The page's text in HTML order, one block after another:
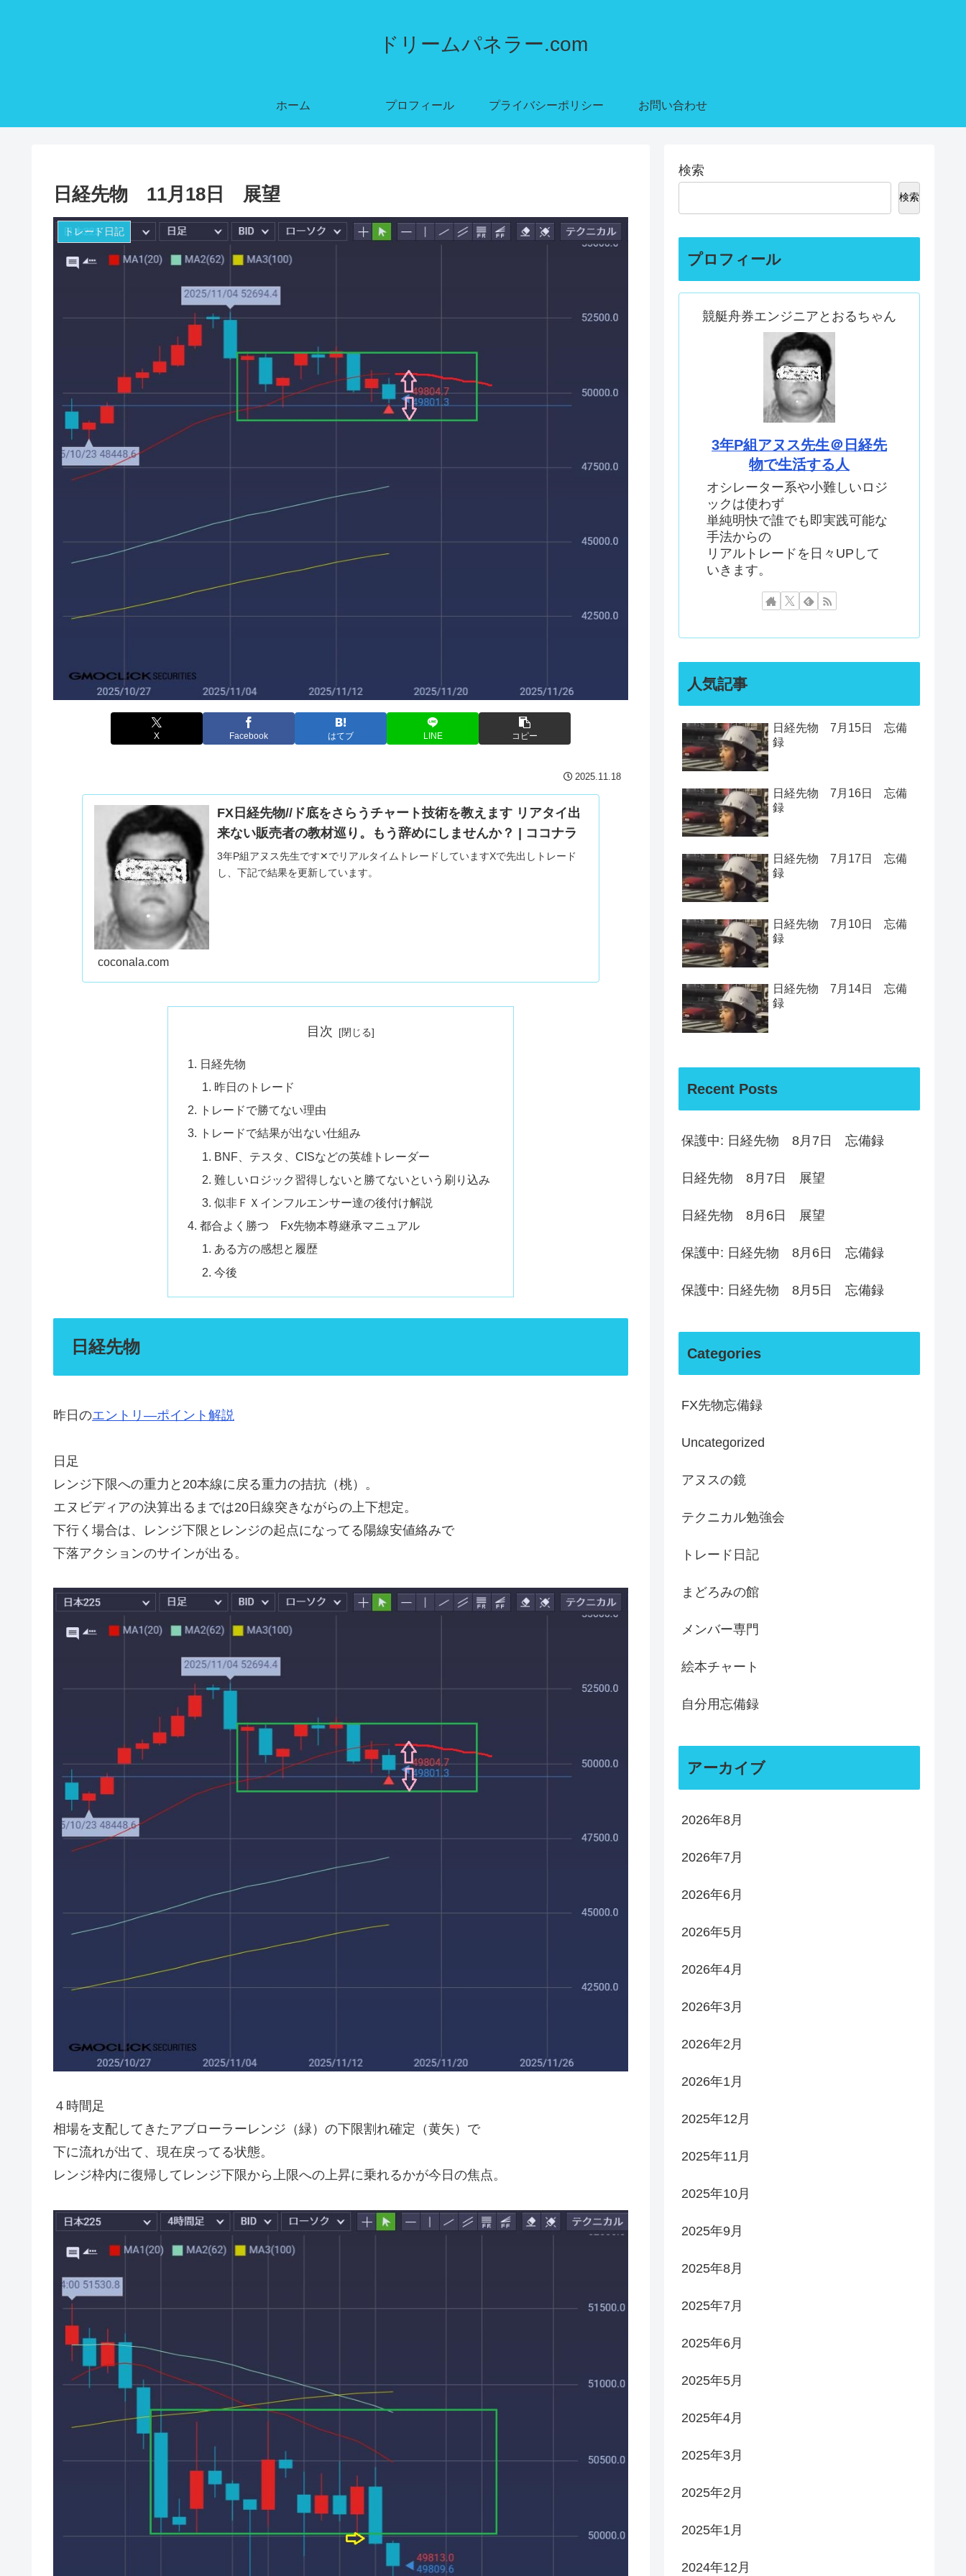
ドリームパネラー.com
ホーム プロフィール プライバシーポリシー お問い合わせ
日経先物 11月18日 展望
トレード日記
X Facebook はてブ LINE コピー
2025.11.18
FX日経先物//ド底をさらうチャート技術を教えます リアタイ出
来ない販売者の教材巡り。もう辞めにしませんか？ | ココナラ
3年P組アヌス先生です✕でリアルタイムトレードしていますXで先出しトレード
し、下記で結果を更新しています。
coconala.com
目次
日経先物
昨日のトレード
トレードで勝てない理由
トレードで結果が出ない仕組み
BNF、テスタ、CISなどの英雄トレーダー
難しいロジック習得しないと勝てないという刷り込み
似非ＦＸインフルエンサー達の後付け解説
都合よく勝つ Fx先物本尊継承マニュアル
ある方の感想と履歴
今後
日経先物
昨日のエントリ―ポイント解説
日足
レンジ下限への重力と20本線に戻る重力の拮抗（桃）。
エヌビディアの決算出るまでは20日線突きながらの上下想定。
下行く場合は、レンジ下限とレンジの起点になってる陽線安値絡みで
下落アクションのサインが出る。
４時間足
相場を支配してきたアブローラーレンジ（緑）の下限割れ確定（黄矢）で
下に流れが出て、現在戻ってる状態。
レンジ枠内に復帰してレンジ下限から上限への上昇に乗れるかが今日の焦点。
検索
検索
プロフィール
競艇舟券エンジニアとおるちゃん
3年P組アヌス先生＠日経先
物で生活する人
オシレーター系や小難しいロジ
ックは使わず
単純明快で誰でも即実践可能な
手法からの
リアルトレードを日々UPして
いきます。
人気記事
日経先物 7月15日 忘備
録
日経先物 7月16日 忘備
録
日経先物 7月17日 忘備
録
日経先物 7月10日 忘備
録
日経先物 7月14日 忘備
録
Recent Posts
保護中: 日経先物 8月7日 忘備録
日経先物 8月7日 展望
日経先物 8月6日 展望
保護中: 日経先物 8月6日 忘備録
保護中: 日経先物 8月5日 忘備録
Categories
FX先物忘備録
Uncategorized
アヌスの鏡
テクニカル勉強会
トレード日記
まどろみの館
メンバー専門
絵本チャート
自分用忘備録
アーカイブ
2026年8月
2026年7月
2026年6月
2026年5月
2026年4月
2026年3月
2026年2月
2026年1月
2025年12月
2025年11月
2025年10月
2025年9月
2025年8月
2025年7月
2025年6月
2025年5月
2025年4月
2025年3月
2025年2月
2025年1月
2024年12月